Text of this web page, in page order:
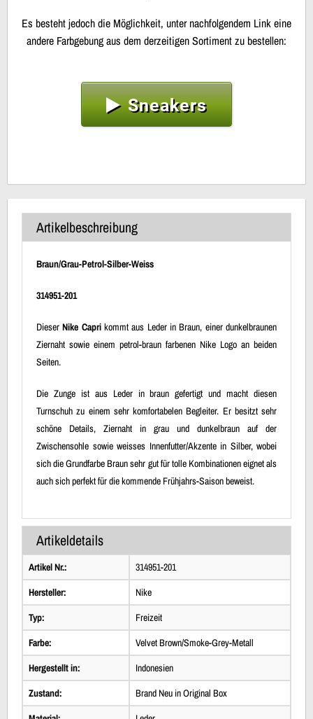
Es besteht jedoch die Möglichkeit, unter nachfolgendem Link eine
andere Farbgebung aus dem derzeitigen Sortiment zu bestellen:
Sneakers
Artikelbeschreibung
Braun/Grau-Petrol-Silber-Weiss
314951-201
DieserNike Caprikommt aus Leder in Braun, einer dunkelbraunen
Ziernaht sowie einem petrol-braun farbenen Nike Logo an beiden
Seiten.
Die Zunge ist aus Leder in braun gefertigt und macht diesen
Turnschuh zu einem sehr komfortabelen Begleiter. Er besitzt sehr
schöne Details, Ziernaht in grau und dunkelbraun auf der
Zwischensohle sowie weisses Innenfutter/Akzente in Silber, wobei
sich die Grundfarbe Braun sehr gut für tolle Kombinationen eignet als
auch sich perfekt für die kommende Frühjahrs-Saison beweist.
Artikeldetails
Artikel Nr.:
314951-201
Hersteller:
Nike
Typ:
Freizeit
Farbe:
Velvet Brown/Smoke-Grey-Metall
Hergestellt in:
Indonesien
Zustand:
Brand Neu in Original Box